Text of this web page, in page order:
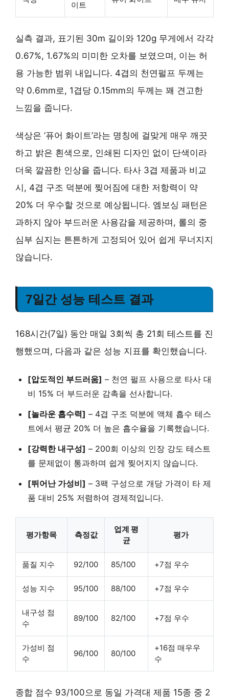
이트
실측 결과, 표기된 30m 길이와 120g 무게에서 각각
0.67%, 1.67%의 미미한 오차를 보였으며, 이는 허
용 가능한 범위 내입니다. 4겹의 천연펄프 두께는
약 0.6mm로, 1겹당 0.15mm의 두께는 꽤 견고한
느낌을 줍니다.
색상은 ‘퓨어 화이트’라는 명칭에 걸맞게 매우 깨끗
하고 밝은 흰색으로, 인쇄된 디자인 없이 단색이라
더욱 깔끔한 인상을 줍니다. 타사 3겹 제품과 비교
시, 4겹 구조 덕분에 찢어짐에 대한 저항력이 약
20% 더 우수할 것으로 예상됩니다. 엠보싱 패턴은
과하지 않아 부드러운 사용감을 제공하며, 롤의 중
심부 심지는 튼튼하게 고정되어 있어 쉽게 무너지지
않습니다.
7일간 성능 테스트 결과
168시간(7일) 동안 매일 3회씩 총 21회 테스트를 진
행했으며, 다음과 같은 성능 지표를 확인했습니다.
[압도적인 부드러움] – 천연 펄프 사용으로 타사 대
비 15% 더 부드러운 감촉을 선사합니다.
[놀라운 흡수력] – 4겹 구조 덕분에 액체 흡수 테스
트에서 평균 20% 더 높은 흡수율을 기록했습니다.
[강력한 내구성] – 200회 이상의 인장 강도 테스트
를 문제없이 통과하며 쉽게 찢어지지 않습니다.
[뛰어난 가성비] – 3팩 구성 으로 개당 가격이 타 제
품 대비 25% 저렴하여 경제적입니다.
평가항목 측정값
업계 평
균
평가
품질 지수 92/100 85/100 +7점 우수
성능 지수 95/100 88/100 +7점 우수
내구성 점
수
89/100 82/100 +7점 우수
가성비 점
수
96/100 80/100
+16점 매우우
수
종합 점수 93/100으로 동일 가격대 제품 15종 중 2